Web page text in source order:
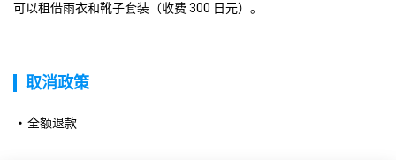
可以租借雨衣和靴子套装（收费 300 日元）。
取消政策
全额退款